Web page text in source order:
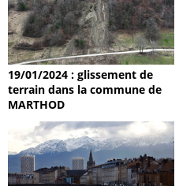
19/01/2024 : glissement de
terrain dans la commune de
MARTHOD